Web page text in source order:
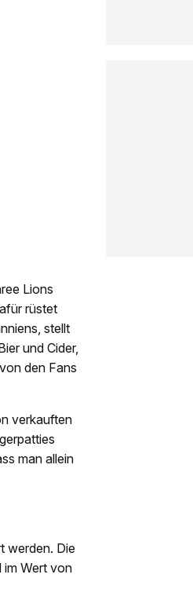
Lions
rüstet
stellt
und Cider,
den Fans
verkauften
man allein
werden. Die
im Wert von